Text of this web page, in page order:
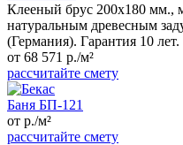
Клееный брус 200x180 мм.,
натуральным древесным
(Германия). Гарантия 10 лет.
от 68 571 р./м²
рассчитайте смету
Баня БП-121
от р./м²
рассчитайте смету